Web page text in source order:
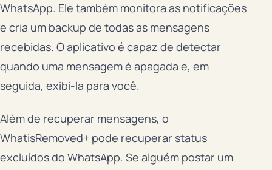
WhatsApp. Ele também monitora as notificações
e cria um backup de todas as mensagens
recebidas. O aplicativo é capaz de detectar
quando uma mensagem é apagada e, em
seguida, exibi-la para você.
Além de recuperar mensagens, o
WhatisRemoved+ pode recuperar status
excluídos do WhatsApp. Se alguém postar um